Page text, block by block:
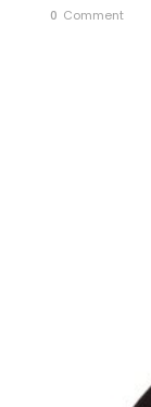
0 Comment